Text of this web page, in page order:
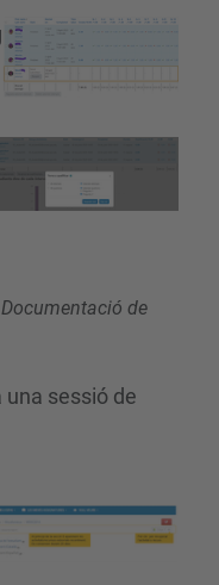
Documentació de
sessió de